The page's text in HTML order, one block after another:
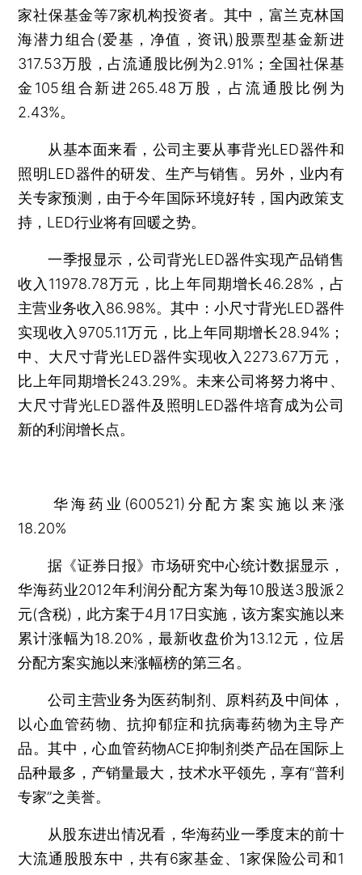
家社保基金等7家机构投资者。其中，富兰克林国
海潜力组合(爱基，净值，资讯)股票型基金新进
317.53万股，占流通股比例为2.91%；全国社保基
金105组合新进265.48万股，占流通股比例为
2.43%。
从基本面来看，公司主要从事背光LED器件和
照明LED器件的研发、生产与销售。另外，业内有
关专家预测，由于今年国际环境好转，国内政策支
持，LED行业将有回暖之势。
一季报显示，公司背光LED器件实现产品销售
收入11978.78万元，比上年同期增长46.28%，占
主营业务收入86.98%。其中：小尺寸背光LED器件
实现收入9705.11万元，比上年同期增长28.94%；
中、大尺寸背光LED器件实现收入2273.67万元，
比上年同期增长243.29%。未来公司将努力将中、
大尺寸背光LED器件及照明LED器件培育成为公司
新的利润增长点。
华海药业(600521)分配方案实施以来涨
18.20%
据《证券日报》市场研究中心统计数据显示，
华海药业2012年利润分配方案为每10股送3股派2
元(含税)，此方案于4月17日实施，该方案实施以来
累计涨幅为18.20%，最新收盘价为13.12元，位居
分配方案实施以来涨幅榜的第三名。
公司主营业务为医药制剂、原料药及中间体，
以心血管药物、抗抑郁症和抗病毒药物为主导产
品。其中，心血管药物ACE抑制剂类产品在国际上
品种最多，产销量最大，技术水平领先，享有“普利
专家”之美誉。
从股东进出情况看，华海药业一季度末的前十
大流通股股东中，共有6家基金、1家保险公司和1